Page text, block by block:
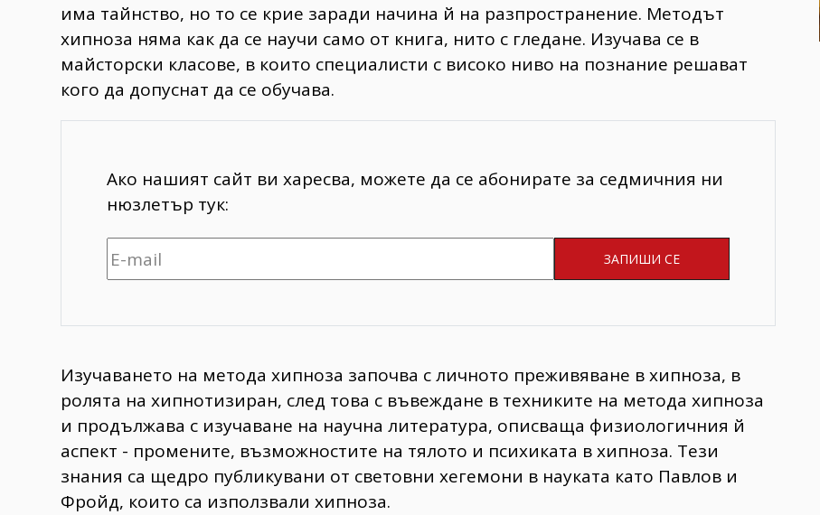
има тайнство, но то се крие заради начина й на разпространение. Методът
хипноза няма как да се научи само от книга, нито с гледане. Изучава се в
майсторски класове, в които специалисти с високо ниво на познание решават
кого да допуснат да се обучава.
Ако нашият сайт ви харесва, можете да се абонирате за седмичния ни
нюзлетър тук:
Изучаването на метода хипноза започва с личното преживяване в хипноза, в
ролята на хипнотизиран, след това с въвеждане в техниките на метода хипноза
и продължава с изучаване на научна литература, описваща физиологичния й
аспект - промените, възможностите на тялото и психиката в хипноза. Тези
знания са щедро публикувани от световни хегемони в науката като Павлов и
Фройд, които са използвали хипноза.